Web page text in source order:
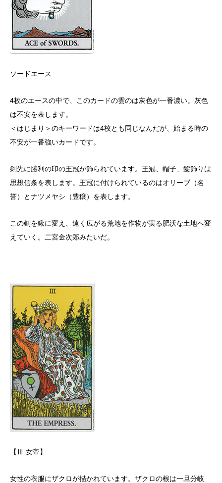
ソードエース
4枚のエースの中で、このカードの雲のは灰色が一番濃い。灰色
は不安を表します。
＜はじまり＞のキーワードは4枚とも同じなんだが、始まる時の
不安が一番強いカードです。
剣先に勝利の印の王冠が飾られています。王冠、帽子、髪飾りは
思想信条を表します。王冠に付けられているのはオリーブ（名
誉）とナツメヤシ（豊穣）を表します。
この剣を鍬に変え、遠く広がる荒地を作物が実る肥沃な土地へ変
えていく。二宮金次郎みたいだ。
【Ⅲ 女帝】
女性の衣服にザクロが描かれています。ザクロの根は一旦分岐